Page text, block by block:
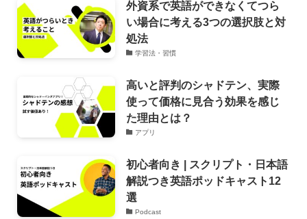
外資系で英語ができなくてつら
い場合に考える3つの選択肢と対
処法
学習法・習慣
高いと評判のシャドテン、実際
使って価格に見合う効果を感じ
た理由とは？
アプリ
初心者向き | スクリプト・日本語
解説つき英語ポッドキャスト12
選
Podcast